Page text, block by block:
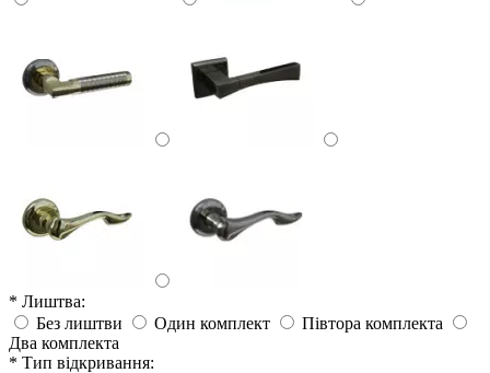
* Лиштва:
Без лиштви
Один комплект
Півтора комплекта
Два комплекта
* Тип відкривання: